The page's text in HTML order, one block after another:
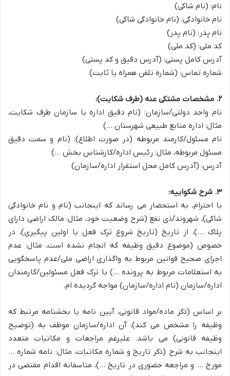
نام: (نام شاکی)
نام خانوادگی: (نام خانوادگی شاکی)
نام پدر: (نام پدر)
کد ملی: (کد ملی)
آدرس کامل پستی: (آدرس دقیق و کد پستی)
شماره تماس: (شماره تلفن همراه یا ثابت)
۲. مشخصات مشتکی عنه (طرف شکایت):
نام واحد دولتی/سازمان: (نام دقیق اداره یا سازمان طرف شکایت،
مثال: اداره منابع طبیعی شهرستان …)
نام مسئول/کارمند مربوطه (در صورت اطلاع): (نام و سمت دقیق
مسئول مربوطه، مثال: رئیس اداره/کارشناس بخش …)
آدرس: (آدرس کامل محل استقرار اداره/سازمان)
۳. شرح شکواییه:
با احترام، به استحضار می رساند که اینجانب (نام و نام خانوادگی
شاکی)، شهروند/ذی نفع (شرح وضعیت خود، مثال: مالک اراضی دارای
پلاک …)، از تاریخ (تاریخ شروع ترک فعل یا اولین پیگیری)، در
خصوص (موضوع دقیق وظیفه که انجام نشده است، مثال: عدم
اجرای صحیح قوانین مربوط به واگذاری اراضی ملی/عدم پاسخگویی
به استعلامات مربوط به پرونده …) با ترک فعل مسئولین/کارمندان
اداره/سازمان (نام اداره/سازمان) مواجه گردیده ام.
بر اساس (ذکر ماده/مواد قانونی، آیین نامه یا بخشنامه مرتبط که
وظیفه را مشخص می کند)، آن اداره/سازمان موظف به (توضیح
وظیفه قانونی) می باشد. علیرغم مراجعات و مکاتبات متعدد
اینجانب به شرح (ذکر تاریخ و شماره مکاتبات، مثال: نامه شماره …
مورخ … و مراجعه حضوری در تاریخ …)، متاسفانه اقدام مقتضی در